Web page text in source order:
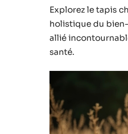
Explorez le tapis
holistique du bien-
allié
santé.